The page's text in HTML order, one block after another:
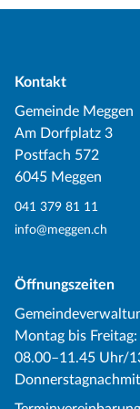
Kontakt
Gemeinde Meggen
Am Dorfplatz 3
Postfach 572
6045 Meggen
041 379 81 11
info@meggen.ch
Öffnungszeiten
Montag bis Freitag:
08.00–11.45 Uhr/